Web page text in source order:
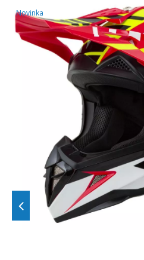
Novinka